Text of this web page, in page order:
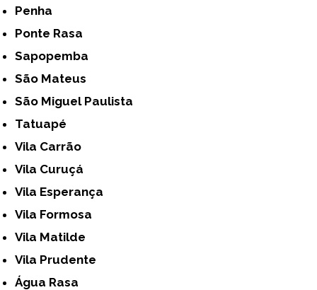
Penha
Ponte Rasa
Sapopemba
São Mateus
São Miguel Paulista
Tatuapé
Vila Carrão
Vila Curuçá
Vila Esperança
Vila Formosa
Vila Matilde
Vila Prudente
Água Rasa